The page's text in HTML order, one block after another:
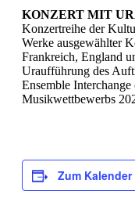
KONZERT MIT
Konzertreihe der
Werke ausgewählter
Frankreich, England
Uraufführung des
Ensemble
Musikwettbewerbs
Zum